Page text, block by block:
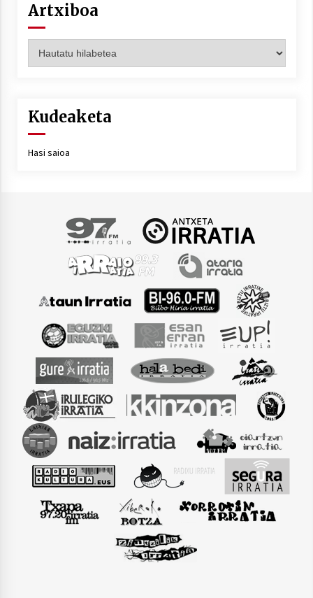
Artxiboa
Kudeaketa
Hasi saioa